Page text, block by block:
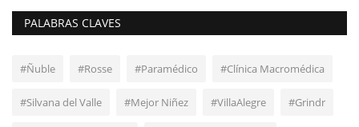
PALABRAS CLAVES
#Ñuble #Rosse #Paramédico #Clínica Macromédica
#Silvana del Valle #Mejor Niñez #VillaAlegre #Grindr